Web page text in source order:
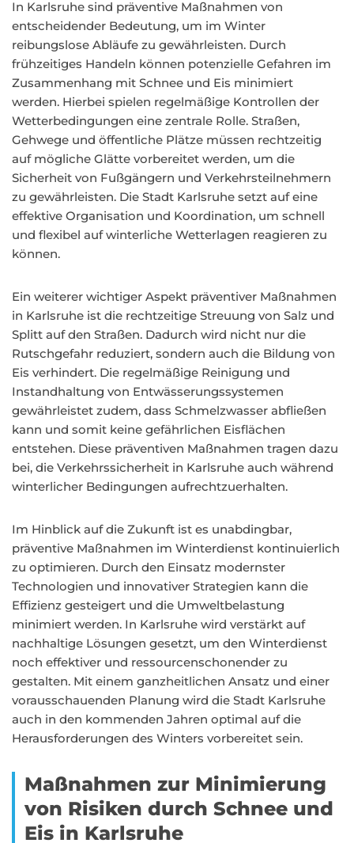
In Karlsruhe sind präventive Maßnahmen von
entscheidender Bedeutung, um im Winter
reibungslose Abläufe zu gewährleisten. Durch
frühzeitiges Handeln können potenzielle Gefahren im
Zusammenhang mit Schnee und Eis minimiert
werden. Hierbei spielen regelmäßige Kontrollen der
Wetterbedingungen eine zentrale Rolle. Straßen,
Gehwege und öffentliche Plätze müssen rechtzeitig
auf mögliche Glätte vorbereitet werden, um die
Sicherheit von Fußgängern und Verkehrsteilnehmern
zu gewährleisten. Die Stadt Karlsruhe setzt auf eine
effektive Organisation und Koordination, um schnell
und flexibel auf winterliche Wetterlagen reagieren zu
können.
Ein weiterer wichtiger Aspekt präventiver Maßnahmen
in Karlsruhe ist die rechtzeitige Streuung von Salz und
Splitt auf den Straßen. Dadurch wird nicht nur die
Rutschgefahr reduziert, sondern auch die Bildung von
Eis verhindert. Die regelmäßige Reinigung und
Instandhaltung von Entwässerungssystemen
gewährleistet zudem, dass Schmelzwasser abfließen
kann und somit keine gefährlichen Eisflächen
entstehen. Diese präventiven Maßnahmen tragen dazu
bei, die Verkehrssicherheit in Karlsruhe auch während
winterlicher Bedingungen aufrechtzuerhalten.
Im Hinblick auf die Zukunft ist es unabdingbar,
präventive Maßnahmen im Winterdienst kontinuierlich
zu optimieren. Durch den Einsatz modernster
Technologien und innovativer Strategien kann die
Effizienz gesteigert und die Umweltbelastung
minimiert werden. In Karlsruhe wird verstärkt auf
nachhaltige Lösungen gesetzt, um den Winterdienst
noch effektiver und ressourcenschonender zu
gestalten. Mit einem ganzheitlichen Ansatz und einer
vorausschauenden Planung wird die Stadt Karlsruhe
auch in den kommenden Jahren optimal auf die
Herausforderungen des Winters vorbereitet sein.
Maßnahmen zur Minimierung
von Risiken durch Schnee und
Eis in Karlsruhe